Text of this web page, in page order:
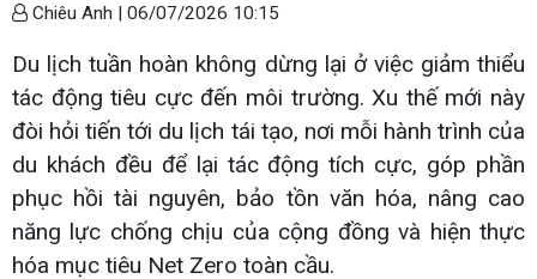
Chiêu Anh | 06/07/2026 10:15
Du lịch tuần hoàn không dừng lại ở việc giảm thiểu
tác động tiêu cực đến môi trường. Xu thế mới này
đòi hỏi tiến tới du lịch tái tạo, nơi mỗi hành trình của
du khách đều để lại tác động tích cực, góp phần
phục hồi tài nguyên, bảo tồn văn hóa, nâng cao
năng lực chống chịu của cộng đồng và hiện thực
hóa mục tiêu Net Zero toàn cầu.